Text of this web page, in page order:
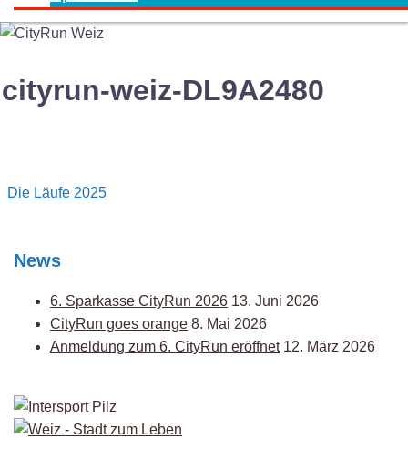
cityrun-weiz-DL9A2480
Post
Die Läufe 2025
News
6. Sparkasse CityRun 2026 13. Juni 2026
CityRun goes orange 8. Mai 2026
Anmeldung zum 6. CityRun eröffnet 12. März 2026